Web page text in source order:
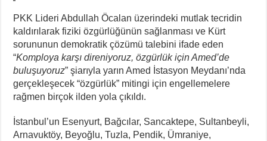
PKK Lideri Abdullah Öcalan üzerindeki mutlak tecridin
kaldırılarak fiziki özgürlüğünün sağlanması ve Kürt
sorununun demokratik çözümü talebini ifade eden
“Komploya karşı direniyoruz, özgürlük için Amed’de
buluşuyoruz” şiarıyla yarın Amed İstasyon Meydanı’nda
gerçekleşecek “özgürlük” mitingi için engellemelere
rağmen birçok ilden yola çıkıldı.
İstanbul’un Esenyurt, Bağcılar, Sancaktepe, Sultanbeyli,
Arnavuktöy, Beyoğlu, Tuzla, Pendik, Ümraniye,